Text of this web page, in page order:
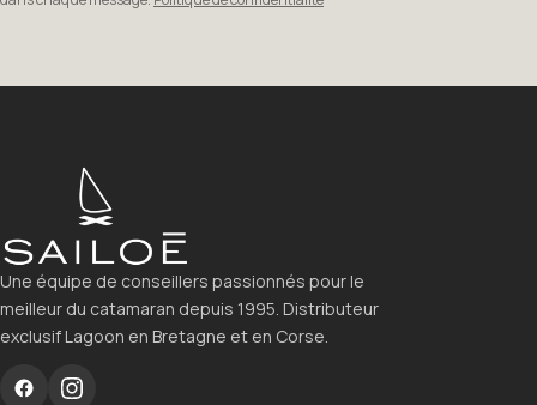
Une équipe de conseillers passionnés pour le
meilleur du catamaran depuis 1995. Distributeur
exclusif Lagoon en Bretagne et en Corse.